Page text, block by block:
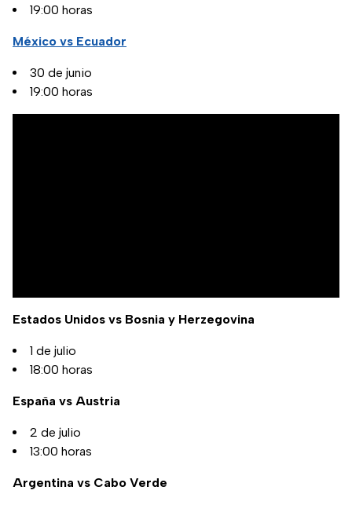
19:00 horas
México vs Ecuador
30 de junio
19:00 horas
Estados Unidos vs Bosnia y Herzegovina
1 de julio
18:00 horas
España vs Austria
2 de julio
13:00 horas
Argentina vs Cabo Verde